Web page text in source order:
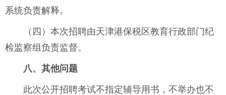
系统负责解释。
（四）本次招聘由天津港保税区教育行政部门纪
检监察组负责监督。
八、其他问题
此次公开招聘考试不指定辅导用书，不举办也不